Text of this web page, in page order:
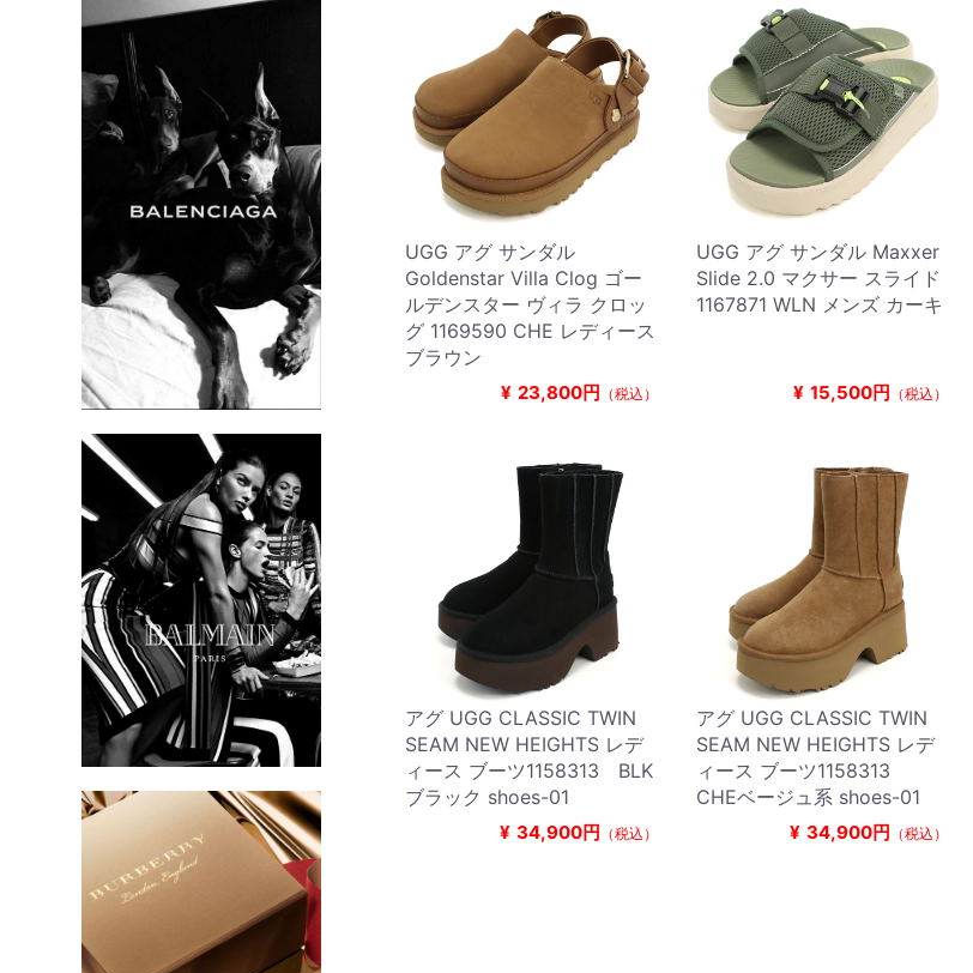
UGG アグ サンダル
Goldenstar Villa Clog ゴー
ルデンスター ヴィラ クロッ
グ 1169590 CHE レディース
ブラウン
¥ 23,800円 （税込）
UGG アグ サンダル Maxxer
Slide 2.0 マクサー スライド
1167871 WLN メンズ カーキ
¥ 15,500円 （税込）
アグ UGG CLASSIC TWIN
SEAM NEW HEIGHTS レデ
ィース ブーツ1158313 BLK
ブラック shoes-01
¥ 34,900円 （税込）
アグ UGG CLASSIC TWIN
SEAM NEW HEIGHTS レデ
ィース ブーツ1158313
CHEベージュ系 shoes-01
¥ 34,900円 （税込）